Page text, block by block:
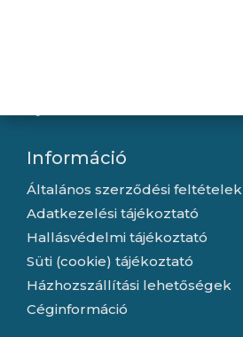
Információ
Általános szerződési feltételek
Adatkezelési tájékoztató
Hallásvédelmi tájékoztató
Süti (cookie) tájékoztató
Házhozszállítási lehetőségek
Céginformáció